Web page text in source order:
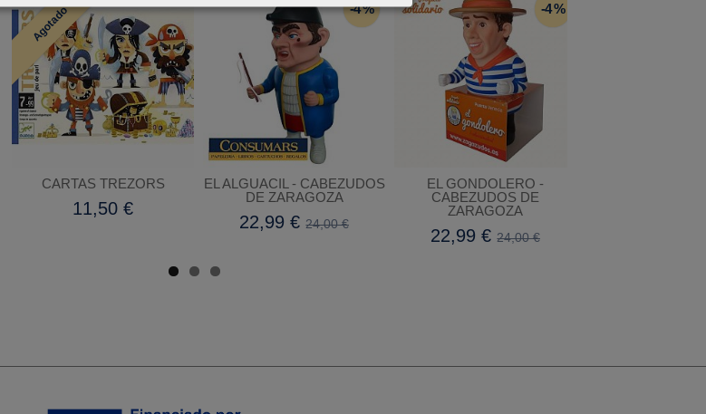
Agotado
CARTAS TREZORS
11,50 €
-4 %
EL ALGUACIL - CABEZUDOS
DE ZARAGOZA
22,99 €24,00 €
-4 %
EL GONDOLERO -
CABEZUDOS DE
ZARAGOZA
22,99 €24,00 €